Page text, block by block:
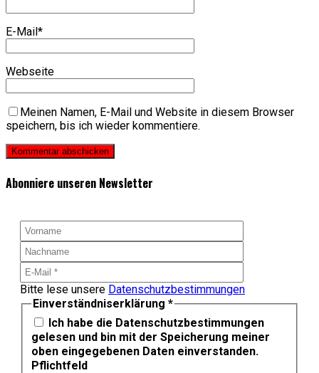
E-Mail *
Webseite
Meinen Namen, E-Mail und Website in diesem Browser
speichern, bis ich wieder kommentiere.
Abonniere unseren Newsletter
Bitte lese unsere Datenschutzbestimmungen
Einverständniserklärung *
Ich habe die Datenschutzbestimmungen
gelesen und bin mit der Speicherung meiner
oben eingegebenen Daten einverstanden.
Pflichtfeld